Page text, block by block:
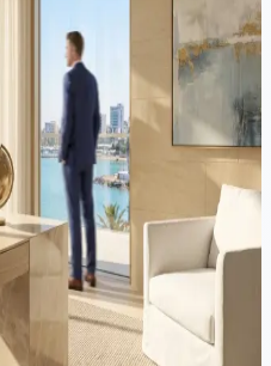
permis de
pour les
: Guide
d'un permis de travail à
UE. Il est divisé en deux sections
à Chypre pour les